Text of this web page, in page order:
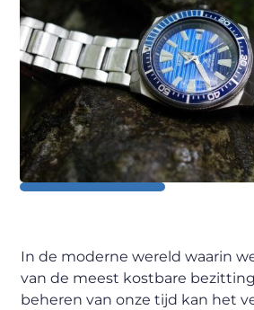
In de moderne wereld waarin
van de meest kostbare
beheren van onze tijd kan het